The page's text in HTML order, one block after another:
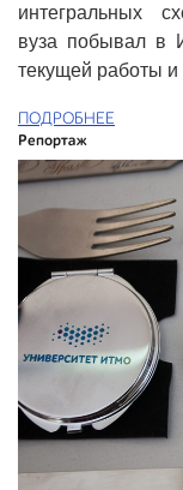
интегральных
вуза побывал в
текущей работы
ПОДРОБНЕЕ
Репортаж